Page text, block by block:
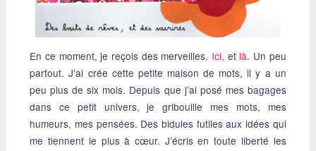
En ce moment, je reçois des merveilles. Ici, et là. Un peu
partout. J’ai crée cette petite maison de mots, il y a un
peu plus de six mois. Depuis que j’ai posé mes bagages
dans ce petit univers, je gribouille mes mots, mes
humeurs, mes pensées. Des bidules futiles aux idées qui
me tiennent le plus à cœur. J’écris en toute liberté les